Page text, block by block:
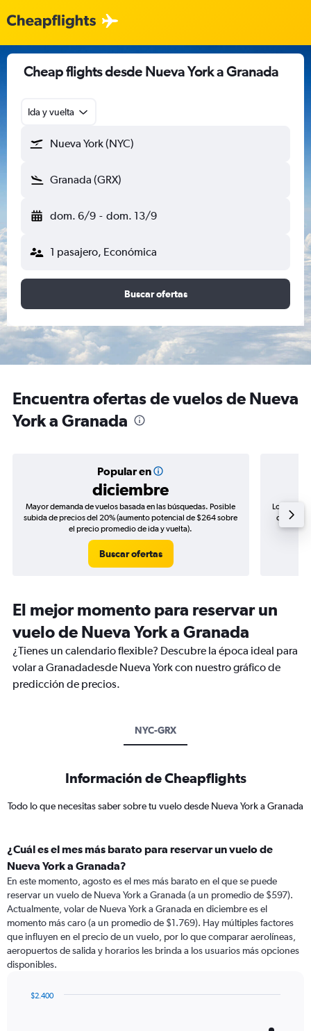
Cheap flights desde Nueva York a Granada
Ida y vuelta
Nueva York (NYC)
Granada (GRX)
dom. 6/9 - dom. 13/9
1 pasajero, Económica
Buscar ofertas
Encuentra ofertas de vuelos de Nueva
York a Granada
Popular en
diciembre
Mayor demanda de vuelos basada en las búsquedas. Posible
subida de precios del 20% (aumento potencial de $264 sobre
el precio promedio de ida y vuelta).
Buscar ofertas
Los
de
El mejor momento para reservar un
vuelo de Nueva York a Granada
¿Tienes un calendario flexible? Descubre la época ideal para
volar a Granadadesde Nueva York con nuestro gráfico de
predicción de precios.
NYC-GRX
Información de Cheapflights
Todo lo que necesitas saber sobre tu vuelo desde Nueva York a Granada
¿Cuál es el mes más barato para reservar un vuelo de
Nueva York a Granada?
En este momento, agosto es el mes más barato en el que se puede
reservar un vuelo de Nueva York a Granada (a un promedio de $597).
Actualmente, volar de Nueva York a Granada en diciembre es el
momento más caro (a un promedio de $1.769). Hay múltiples factores
que influyen en el precio de un vuelo, por lo que comparar aerolíneas,
aeropuertos de salida y horarios les brinda a los usuarios más opciones
disponibles.
$2.400